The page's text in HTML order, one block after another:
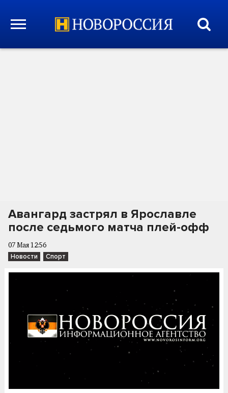
Авангард застрял в Ярославле
после седьмого матча плей-офф
07 Мая 12:56
Новости Спорт